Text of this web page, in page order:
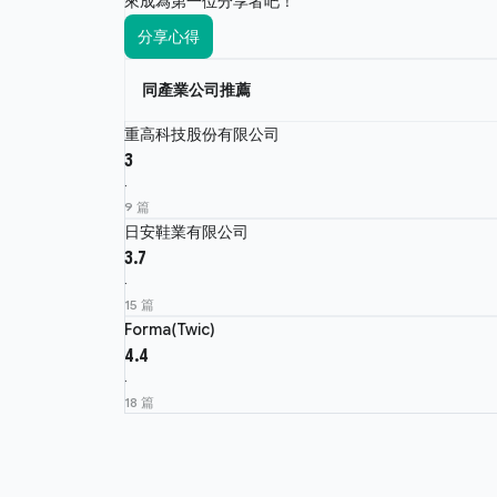
分享心得
同產業公司推薦
重高科技股份有限公司
3
·
9 篇
日安鞋業有限公司
3.7
·
15 篇
Forma(Twic)
4.4
·
18 篇